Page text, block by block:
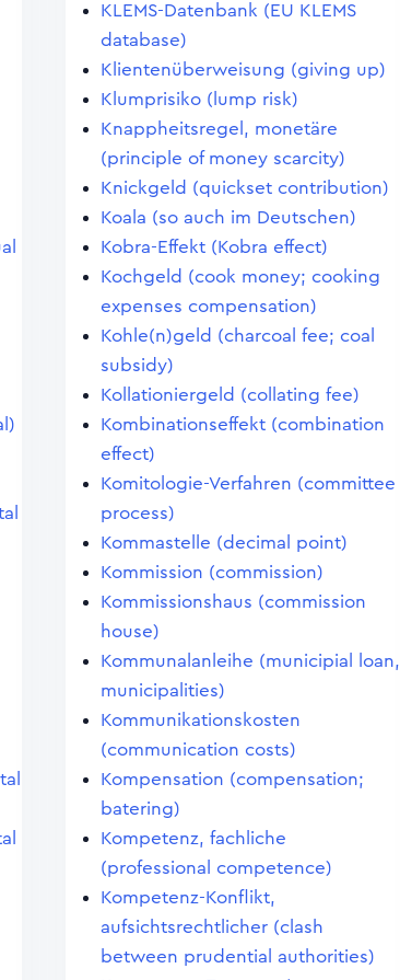
KLEMS-Datenbank (EU KLEMS
database)
Klientenüberweisung (giving up)
Klumprisiko (lump risk)
Knappheitsregel, monetäre
(principle of money scarcity)
Knickgeld (quickset contribution)
Koala (so auch im Deutschen)
Kobra-Effekt (Kobra effect)
Kochgeld (cook money; cooking
expenses compensation)
Kohle(n)geld (charcoal fee; coal
subsidy)
Kollationiergeld (collating fee)
Kombinationseffekt (combination
effect)
Komitologie-Verfahren (committee
process)
Kommastelle (decimal point)
Kommission (commission)
Kommissionshaus (commission
house)
Kommunalanleihe (municipial loan,
municipalities)
Kommunikationskosten
(communication costs)
Kompensation (compensation;
batering)
Kompetenz, fachliche
(professional competence)
Kompetenz-Konflikt,
aufsichtsrechtlicher (clash
between prudential authorities)